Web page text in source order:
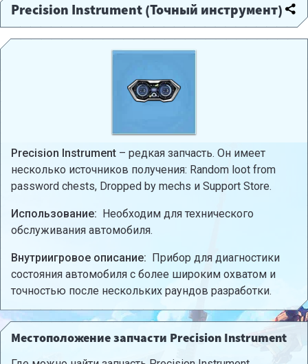
Precision Instrument (Точный инструмент)
Precision Instrument – редкая запчасть. Он имеет
несколько источников получения: Random loot from
password chests, Dropped by mechs и Support Store.
Использование: Необходим для технического
обслуживания автомобиля.
Внутриигровое описание: Прибор для диагностики
состояния автомобиля с более широким охватом и
точностью после нескольких раундов разработки.
Местоположение запчасти Precision Instrument